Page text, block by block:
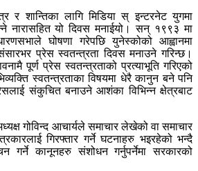
र शान्तिका लागि मिडिया स् इन्टरनेट युगमा
नारासहित यो दिवस मनाईयो। सन् १९९३ मा
घोषणा गरेपछि युनेस्कोको आह्वानमा
प्रेस स्वतन्त्रता दिवस मनाउने गरिन्छ।
पूर्ण प्रेस स्वतन्त्रताको प्रत्याभूति गरिएको
स्वतन्त्रताका विषयमा धेरै कानुन बने पनि
संकुचित बनाउने आशंका विभिन्न क्षेत्रबाट
गोविन्द आचार्यले समाचार लेखेको वा समाचार
गिरफ्तार गर्ने घटनाहरु भइरहेको भन्दै
गर्ने कानूनहरु संशोधन गर्नुपर्नेमा सरकारको